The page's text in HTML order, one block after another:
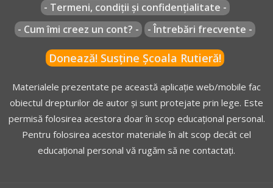
* OUG =ORDONANŢĂ DE URGENŢĂ nr. 195 din 12 decembrie
2002actualizată(Codul rutier)
** Regulament =REGULAMENT de aplicare a OUG 195/2002
actualizat (Regulamentul codului rutier)
- Termeni, condiții și confidențialitate -
- Cum îmi creez un cont? -
- Întrebări frecvente -
Donează! Susține Școala Rutieră!
Materialele prezentate pe această aplicație web/mobile fac
obiectul drepturilor de autor și sunt protejate prin lege. Este
permisă folosirea acestora doar în scop educațional personal.
Pentru folosirea acestor materiale în alt scop decât cel
educațional personal vă rugăm să ne contactați.